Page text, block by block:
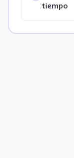
tiempo